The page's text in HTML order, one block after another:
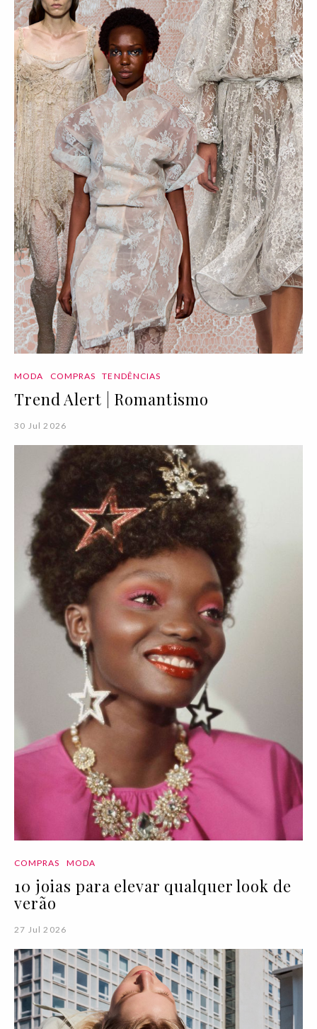
MODA COMPRAS TENDÊNCIAS
Trend Alert | Romantismo
30 Jul 2026
COMPRAS MODA
10 joias para elevar qualquer look de
verão
27 Jul 2026